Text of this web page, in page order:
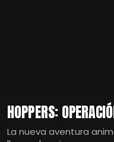
HOPPERS:
La nueva aventura